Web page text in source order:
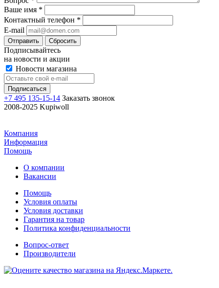
Ваше имя *
Контактный телефон *
E-mail
Отправить Сбросить
Подписывайтесь
на новости и акции
Новости магазина
+7 495 135-15-14 Заказать звонок
2008-2025 Kupiwoll
Компания
Информация
Помощь
О компании
Вакансии
Помощь
Условия оплаты
Условия доставки
Гарантия на товар
Политика конфиденциальности
Вопрос-ответ
Производители